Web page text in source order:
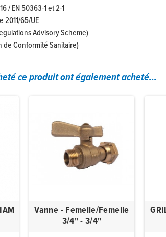
/ EN 50363-1 et 2-1
2011/65/UE
Advisory Scheme)
de Conformité Sanitaire)
ce produit ont également acheté...
Vanne - Femelle/Femelle
3/4" - 3/4"